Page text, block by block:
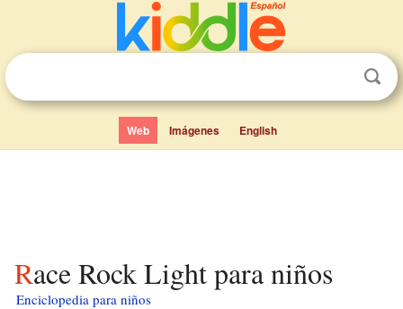
Web Imágenes English
Race Rock Light para niños
Enciclopedia para niños